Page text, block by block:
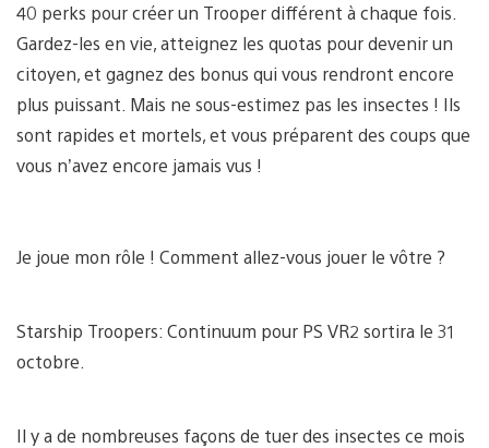
40 perks pour créer un Trooper différent à chaque fois.
Gardez-les en vie, atteignez les quotas pour devenir un
citoyen, et gagnez des bonus qui vous rendront encore
plus puissant. Mais ne sous-estimez pas les insectes ! Ils
sont rapides et mortels, et vous préparent des coups que
vous n’avez encore jamais vus !
Je joue mon rôle ! Comment allez-vous jouer le vôtre ?
Starship Troopers: Continuum pour PS VR2 sortira le 31
octobre.
Il y a de nombreuses façons de tuer des insectes ce mois